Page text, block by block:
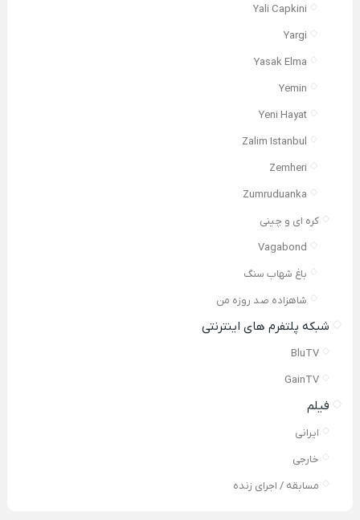
Yali Capkini
Yargi
Yasak Elma
Yemin
Yeni Hayat
Zalim Istanbul
Zemheri
Zumruduanka
کره ای و چینی
Vagabond
باغ شهاب سنگ
شاهزاده صد روزه من
شبکه پلتفرم های اینترنتی
BluTV
GainTV
فیلم
ایرانی
خارجی
مسابقه / اجرای زنده